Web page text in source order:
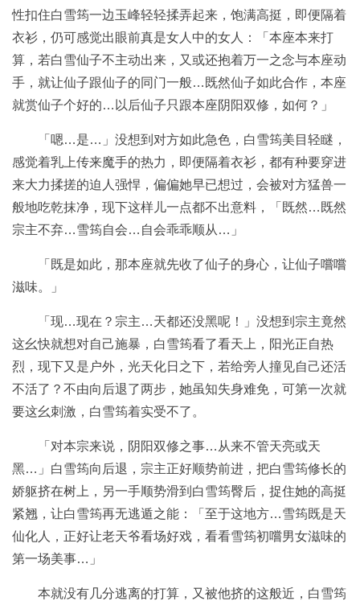
性扣住白雪筠一边玉峰轻轻揉弄起来，饱满高挺，即便隔着
衣衫，仍可感觉出眼前真是女人中的女人：「本座本来打
算，若白雪仙子不主动出来，又或还抱着万一之念与本座动
手，就让仙子跟仙子的同门一般…既然仙子如此合作，本座
就赏仙子个好的…以后仙子只跟本座阴阳双修，如何？」
「嗯…是…」没想到对方如此急色，白雪筠美目轻瞇，
感觉着乳上传来魔手的热力，即便隔着衣衫，都有种要穿进
来大力揉搓的迫人强悍，偏偏她早已想过，会被对方猛兽一
般地吃乾抹净，现下这样儿一点都不出意料，「既然…既然
宗主不弃…雪筠自会…自会乖乖顺从…」
「既是如此，那本座就先收了仙子的身心，让仙子嚐嚐
滋味。」
「现…现在？宗主…天都还没黑呢！」没想到宗主竟然
这幺快就想对自己施暴，白雪筠看了看天上，阳光正自热
烈，现下又是户外，光天化日之下，若给旁人撞见自己还活
不活了？不由向后退了两步，她虽知失身难免，可第一次就
要这幺刺激，白雪筠着实受不了。
「对本宗来说，阴阳双修之事…从来不管天亮或天
黑…」白雪筠向后退，宗主正好顺势前进，把白雪筠修长的
娇躯挤在树上，另一手顺势滑到白雪筠臀后，捉住她的高挺
紧翘，让白雪筠再无逃遁之能：「至于这地方…雪筠既是天
仙化人，正好让老天爷看场好戏，看看雪筠初嚐男女滋味的
第一场美事…」
本就没有几分逃离的打算，又被他挤的这般近，白雪筠